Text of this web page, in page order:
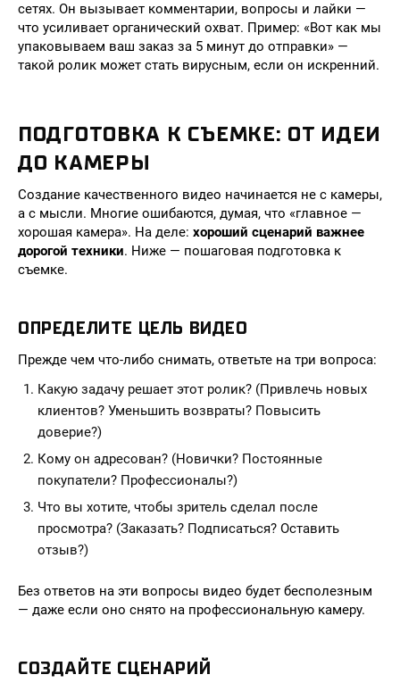
сетях. Он вызывает комментарии, вопросы и лайки —
что усиливает органический охват. Пример: «Вот как мы
упаковываем ваш заказ за 5 минут до отправки» —
такой ролик может стать вирусным, если он искренний.
ПОДГОТОВКА К СЪЕМКЕ: ОТ ИДЕИ
ДО КАМЕРЫ
Создание качественного видео начинается не с камеры,
а с мысли. Многие ошибаются, думая, что «главное —
хорошая камера». На деле: хороший сценарий важнее
дорогой техники. Ниже — пошаговая подготовка к
съемке.
ОПРЕДЕЛИТЕ ЦЕЛЬ ВИДЕО
Прежде чем что-либо снимать, ответьте на три вопроса:
Какую задачу решает этот ролик? (Привлечь новых
клиентов? Уменьшить возвраты? Повысить
доверие?)
Кому он адресован? (Новички? Постоянные
покупатели? Профессионалы?)
Что вы хотите, чтобы зритель сделал после
просмотра? (Заказать? Подписаться? Оставить
отзыв?)
Без ответов на эти вопросы видео будет бесполезным
— даже если оно снято на профессиональную камеру.
СОЗДАЙТЕ СЦЕНАРИЙ